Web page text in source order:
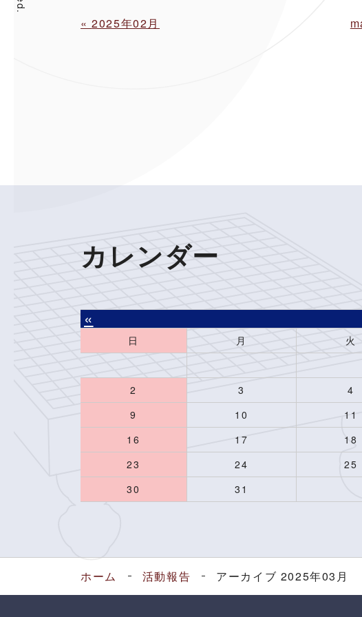
«2025年02月
カレンダー
«
日 月 火
2
3 4
9
10 11
16
17 18
23
24 25
30
31
ホーム 活動報告 アーカイブ 2025年03月